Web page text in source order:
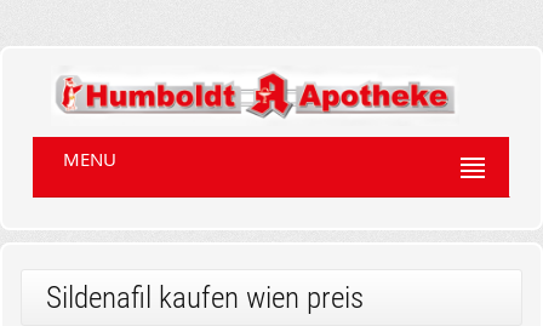
MENU
Sildenafil kaufen wien preis